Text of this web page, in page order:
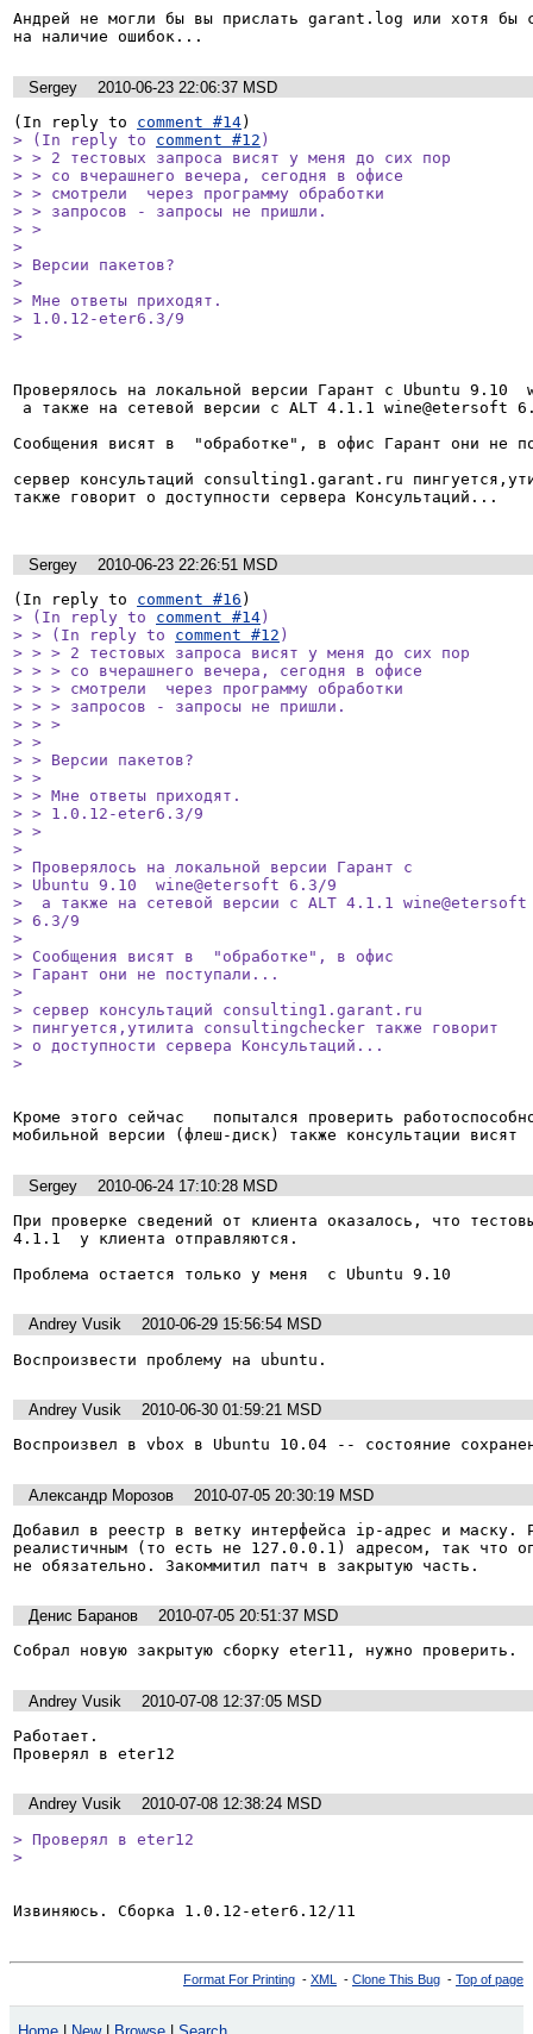
Андрей не могли бы вы прислать garant.log или хотя
Sergey
2010-06-23 22:06:37 MSD
(In reply to comment #14
> (In reply to comment #12 )
> > 2 тестовых запроса висят у меня до сих пор
> > со вчерашнего вечера, сегодня в офисе
> > смотрели  через программу обработки
> > запросов - запросы не пришли.
> >
>
> Версии пакетов?
>
> Мне ответы приходят.
> 1.0.12-eter6.3/9
>
Проверялось на локальной версии Гарант с Ubuntu 9.10
Сообщения висят в  "обработке", в офис Гарант они не
сервер консультаций consulting1.garant.ru
также говорит о доступности сервера Консультаций...
Sergey
2010-06-23 22:26:51 MSD
(In reply to comment #16
> (In reply to comment #14 )
> > (In reply to comment #12 )
> > > 2 тестовых запроса висят у меня до сих пор
> > > со вчерашнего вечера, сегодня в офисе
> > > смотрели  через программу обработки
> > > запросов - запросы не пришли.
> > >
> >
> > Версии пакетов?
> >
> > Мне ответы приходят.
> > 1.0.12-eter6.3/9
> >
>
> Проверялось на локальной версии Гарант с
> Ubuntu 9.10  wine@etersoft 6.3/9
>  а также на сетевой версии с ALT 4.1.1 wine@etersoft
> 6.3/9
>
> Сообщения висят в  "обработке", в офис
> Гарант они не поступали...
>
> сервер консультаций consulting1.garant.ru
> пингуется,утилита consultingchecker также говорит
> о доступности сервера Консультаций...
>
Кроме этого сейчас   попытался проверить
мобильной версии (флеш-диск) также консультации висят
Sergey
2010-06-24 17:10:28 MSD
При проверке сведений от клиента оказалось, что
4.1.1  у клиента отправляются.
Проблема остается только у меня  с Ubuntu 9.10
Andrey Vusik
2010-06-29 15:56:54 MSD
Воспроизвести проблему на ubuntu.
Andrey Vusik
2010-06-30 01:59:21 MSD
Воспроизвел в vbox в Ubuntu 10.04 -- состояние
Александр Морозов
2010-07-05 20:30:19 MSD
Добавил в реестр в ветку интерфейса ip-адрес и маску.
реалистичным (то есть не 127.0.0.1) адресом, так что
Денис Баранов
2010-07-05 20:51:37 MSD
Собрал новую закрытую сборку eter11, нужно проверить.
Andrey Vusik
2010-07-08 12:37:05 MSD
Работает.
Проверял в eter12
Andrey Vusik
2010-07-08 12:38:24 MSD
> Проверял в eter12
>
Format For Printing - XML - Clone This Bug - Top of page